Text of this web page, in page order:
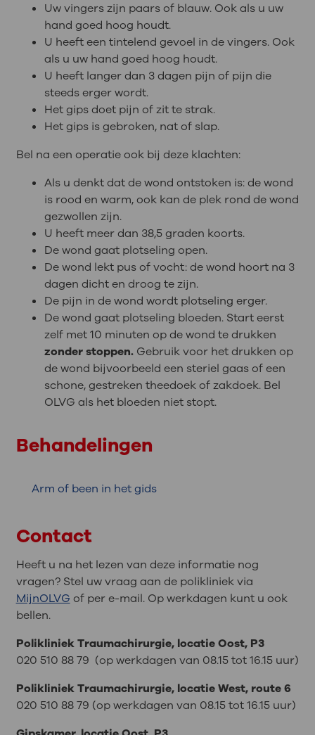
Uw vingers zijn paars of blauw. Ook als u uw
hand goed hoog houdt.
U heeft een tintelend gevoel in de vingers. Ook
als u uw hand goed hoog houdt.
U heeft langer dan 3 dagen pijn of pijn die
steeds erger wordt.
Het gips doet pijn of zit te strak.
Het gips is gebroken, nat of slap.
Bel na een operatie ook bij deze klachten:
Als u denkt dat de wond ontstoken is: de wond
is rood en warm, ook kan de plek rond de wond
gezwollen zijn.
U heeft meer dan 38,5 graden koorts.
De wond gaat plotseling open.
De wond lekt pus of vocht: de wond hoort na 3
dagen dicht en droog te zijn.
De pijn in de wond wordt plotseling erger.
De wond gaat plotseling bloeden. Start eerst
zelf met 10 minuten op de wond te drukken
zonder stoppen.Gebruik voor het drukken op
de wond bijvoorbeeld een steriel gaas of een
schone, gestreken theedoek of zakdoek. Bel
OLVG als het bloeden niet stopt.
Behandelingen
Arm of been in het gids
Contact
Heeft u na het lezen van deze informatie nog
vragen? Stel uw vraag aan de polikliniek via
MijnOLVG of per e-mail. Op werkdagen kunt u ook
bellen.
Polikliniek Traumachirurgie, locatie Oost, P3
020 510 88 79 (op werkdagen van 08.15 tot 16.15 uur)
Polikliniek Traumachirurgie, locatie West, route 6
020 510 88 79 (op werkdagen van 08.15 tot 16.15 uur)